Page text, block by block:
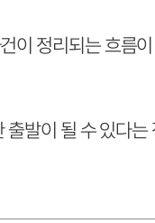
이 정리되는 흐름
발이 될 수 있다는